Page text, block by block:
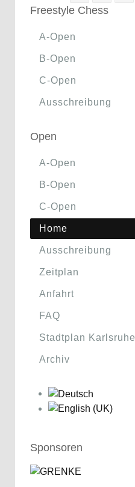
Freestyle Chess
A-Open
B-Open
C-Open
Ausschreibung
Open
A-Open
B-Open
C-Open
Home
Ausschreibung
Zeitplan
Anfahrt
FAQ
Stadtplan Karlsruhe
Archiv
Sponsoren